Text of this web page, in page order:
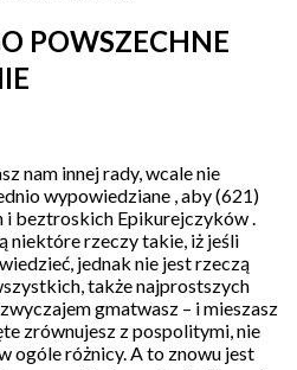
POWSZECHNE
nam innej rady, wcale nie
wypowiedziane , aby (621)
i beztroskich Epikurejczyków .
niektóre rzeczy takie, iż jeśli
jednak nie jest rzeczą
także najprostszych
gmatwasz – i mieszasz
zrównujesz z pospolitymi, nie
ogóle różnicy. A to znowu jest